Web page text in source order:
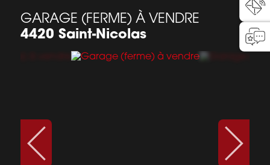
GARAGE (FERME) À VENDRE
4420 Saint-Nicolas